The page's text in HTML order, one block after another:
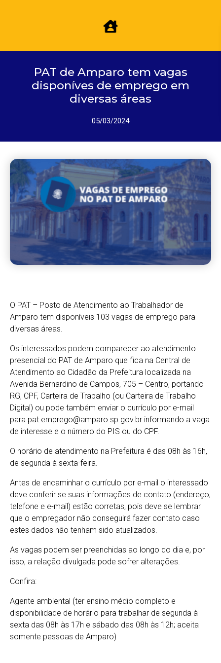
PAT de Amparo tem vagas
disponíves de emprego em
diversas áreas
05/03/2024
O PAT – Posto de Atendimento ao Trabalhador de
Amparo tem disponíveis 103 vagas de emprego para
diversas áreas.
Os interessados podem comparecer ao atendimento
presencial do PAT de Amparo que fica na Central de
Atendimento ao Cidadão da Prefeitura localizada na
Avenida Bernardino de Campos, 705 – Centro, portando
RG, CPF, Carteira de Trabalho (ou Carteira de Trabalho
Digital) ou pode também enviar o currículo por e-mail
para pat.emprego@amparo.sp.gov.br informando a vaga
de interesse e o número do PIS ou do CPF.
O horário de atendimento na Prefeitura é das 08h às 16h,
de segunda à sexta-feira.
Antes de encaminhar o currículo por e-mail o interessado
deve conferir se suas informações de contato (endereço,
telefone e e-mail) estão corretas, pois deve se lembrar
que o empregador não conseguirá fazer contato caso
estes dados não tenham sido atualizados.
As vagas podem ser preenchidas ao longo do dia e, por
isso, a relação divulgada pode sofrer alterações.
Confira:
Agente ambiental (ter ensino médio completo e
disponibilidade de horário para trabalhar de segunda à
sexta das 08h às 17h e sábado das 08h às 12h; aceita
somente pessoas de Amparo)